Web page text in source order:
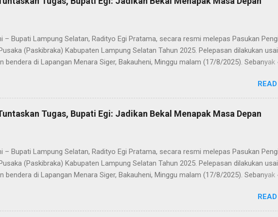
– Bupati Lampung Selatan, Radityo Egi Pratama, secara resmi melepas Pasukan
(Paskibraka) Kabupaten Lampung Selatan Tahun 2025. Pelepasan dilakukan
bendera di Lapangan Menara Siger, Bakauheni, Minggu malam (17/8/2025). Sebanyak
Republik Indonesia di Kabupaten Lampung Selatan, kini resmi menuntaskan
Mereka dilepas dengan penuh apresiasi atas dedikasi, disiplin, dan semangat
sepanjang rangkaian acara. Dalam sambutannya, Bupati Egi menyampaikan rasa
kepada seluruh anggota Paskibraka, jajaran Forkopimda, Ketua DPRD, pelatih, serta
Atas n...
Tugas, Bupati Egi: Jadikan Bekal Menapak Masa Depan
– Bupati Lampung Selatan, Radityo Egi Pratama, secara resmi melepas Pasukan
(Paskibraka) Kabupaten Lampung Selatan Tahun 2025. Pelepasan dilakukan
bendera di Lapangan Menara Siger, Bakauheni, Minggu malam (17/8/2025). Sebanyak
Republik Indonesia di Kabupaten Lampung Selatan, kini resmi menuntaskan
Mereka dilepas dengan penuh apresiasi atas dedikasi, disiplin, dan semangat